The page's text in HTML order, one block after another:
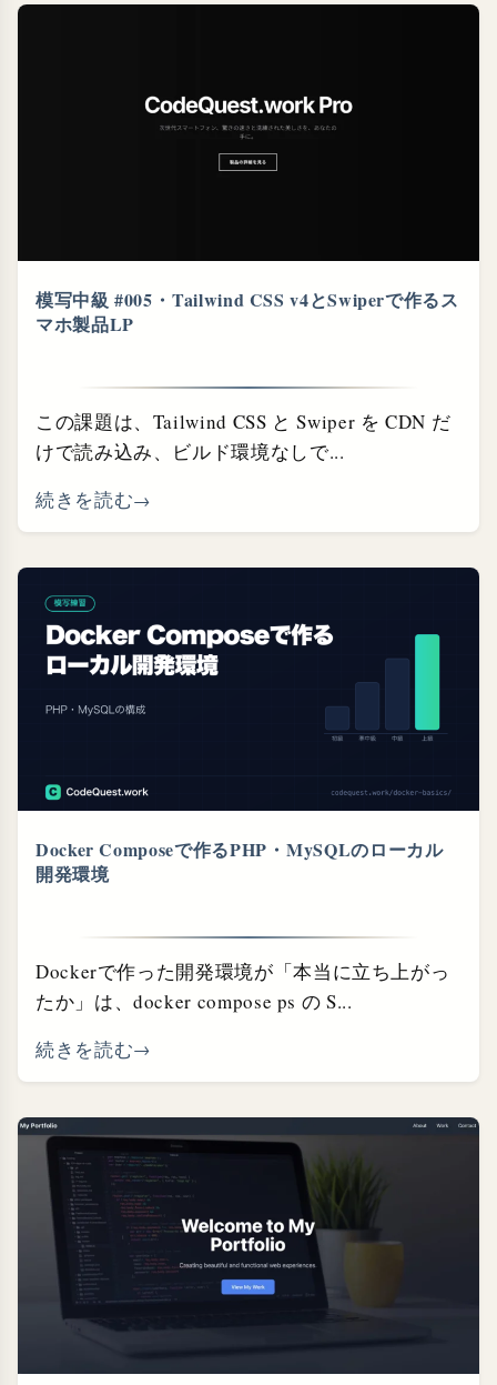
模写中級 #005・⁠Tailwind CSS v4とSwiperで作るス
マホ製品LP
この課題は、Tailwind CSS と Swiper を CDN だ
けで読み込み、ビルド環境なしで...
続きを読む
Docker Composeで作るPHP・⁠MySQLのローカル
開発環境
Dockerで作った開発環境が「本当に立ち上がっ
たか」は、docker compose ps の S...
続きを読む